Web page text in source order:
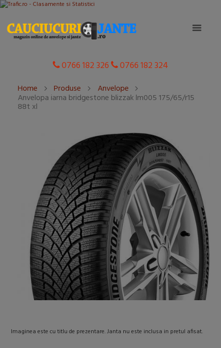
0766 182 326 0766 182 324
Home Produse Anvelope
Anvelopa iarna bridgestone blizzak lm005 175/65/r15
88t xl
Imaginea este cu titlu de prezentare. Janta nu este inclusa in pretul afisat.